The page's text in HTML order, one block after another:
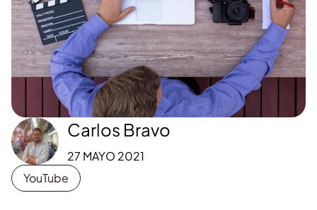
Carlos Bravo
27 MAYO 2021
YouTube